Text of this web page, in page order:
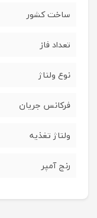
ساخت کشور
تعداد فاز
نوع ولتاژ
فرکانس جریان
ولتاژ تغذیه
رنج آمپر